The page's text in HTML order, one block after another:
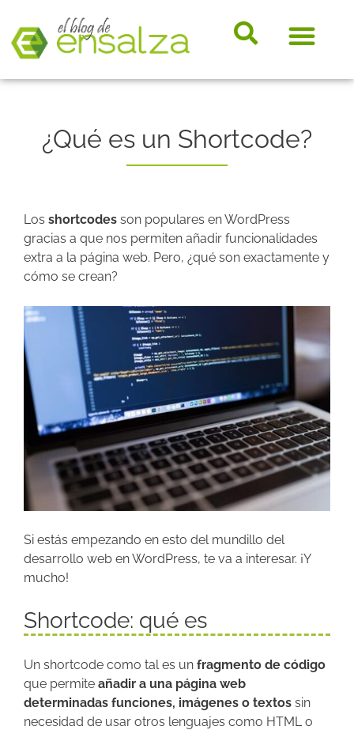
¿Qué es un Shortcode?
Los shortcodes son populares en WordPress
gracias a que nos permiten añadir funcionalidades
extra a la página web. Pero, ¿qué son exactamente y
cómo se crean?
Si estás empezando en esto del mundillo del
desarrollo web en WordPress, te va a interesar. ¡Y
mucho!
Shortcode: qué es
Un shortcode como tal es un fragmento de código
que permite añadir a una página web
determinadas funciones, imágenes o textos sin
necesidad de usar otros lenguajes como HTML o